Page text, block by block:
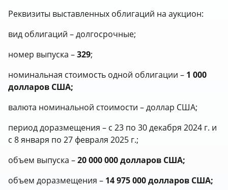
Реквизиты выставленных облигаций на аукцион:
вид облигаций – долгосрочные;
номер выпуска –329;
номинальная стоимость одной облигации – 1 000
долларов США;
валюта номинальной стоимости – доллар США;
период доразмещения – с 23 по 30 декабря 2024 г. и
с 8 января по 27 февраля 2025 г.;
объем выпуска –20 000 000 долларов США;
объем доразмещения – 14 975 000 долларов США;